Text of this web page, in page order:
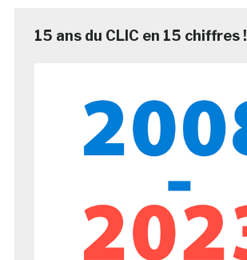
15 ans du CLIC en 15 chiffres !